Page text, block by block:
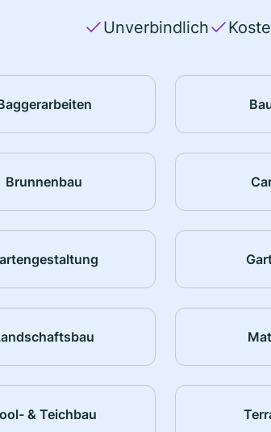
Unverbindlich
Brunnenbau
& Teichbau